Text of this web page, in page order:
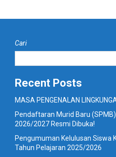
Cari
Recent Posts
MASA PENGENALAN
Pendaftaran Murid Baru
2026/2027 Resmi Dibuka!
Pengumuman Kelulusan Siswa
Tahun Pelajaran 2025/2026